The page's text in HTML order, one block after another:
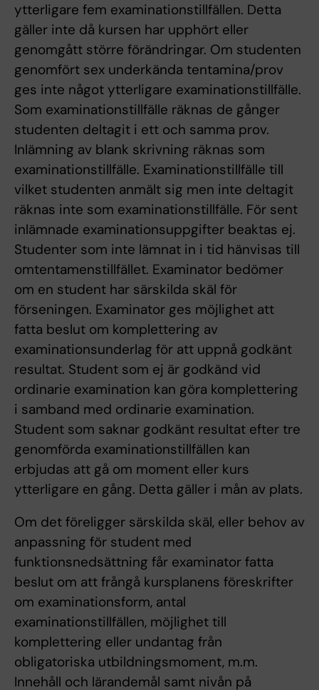
ytterligare fem examinationstillfällen. Detta
gäller inte då kursen har upphört eller
genomgått större förändringar. Om studenten
genomfört sex underkända tentamina/prov
ges inte något ytterligare examinationstillfälle.
Som examinationstillfälle räknas de gånger
studenten deltagit i ett och samma prov.
Inlämning av blank skrivning räknas som
examinationstillfälle. Examinationstillfälle till
vilket studenten anmält sig men inte deltagit
räknas inte som examinationstillfälle. För sent
inlämnade examinationsuppgifter beaktas ej.
Studenter som inte lämnat in i tid hänvisas till
omtentamenstillfället. Examinator bedömer
om en student har särskilda skäl för
förseningen. Examinator ges möjlighet att
fatta beslut om komplettering av
examinationsunderlag för att uppnå godkänt
resultat. Student som ej är godkänd vid
ordinarie examination kan göra komplettering
i samband med ordinarie examination.
Student som saknar godkänt resultat efter tre
genomförda examinationstillfällen kan
erbjudas att gå om moment eller kurs
ytterligare en gång. Detta gäller i mån av plats.
Om det föreligger särskilda skäl, eller behov av
anpassning för student med
funktionsnedsättning får examinator fatta
beslut om att frångå kursplanens föreskrifter
om examinationsform, antal
examinationstillfällen, möjlighet till
komplettering eller undantag från
obligatoriska utbildningsmoment, m.m.
Innehåll och lärandemål samt nivån på